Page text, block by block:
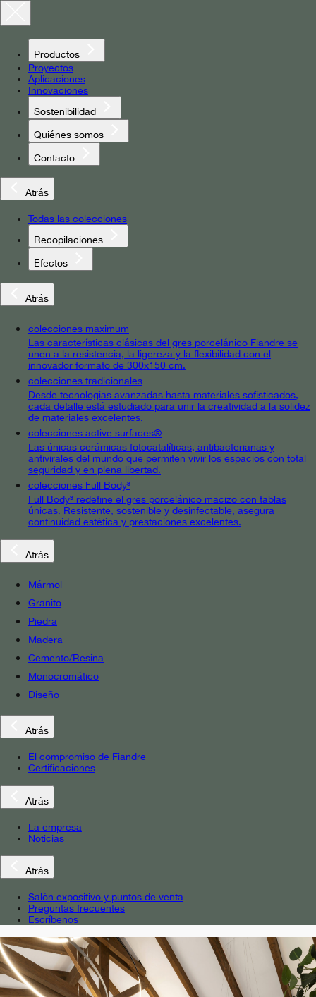
Productos
Proyectos
Aplicaciones
Innovaciones
Sostenibilidad
Quiénes somos
Contacto
Atrás
Todas las colecciones
Recopilaciones
Efectos
Atrás
colecciones maximum
Las características clásicas del gres porcelánico Fiandre se
unen a la resistencia, la ligereza y la flexibilidad con el
innovador formato de 300x150 cm.
colecciones tradicionales
Desde tecnologías avanzadas hasta materiales sofisticados,
cada detalle está estudiado para unir la creatividad a la solidez
de materiales excelentes.
colecciones active surfaces®
Las únicas cerámicas fotocatalíticas, antibacterianas y
antivirales del mundo que permiten vivir los espacios con total
seguridad y en plena libertad.
colecciones Full Body³
Full Body³ redefine el gres porcelánico macizo con tablas
únicas. Resistente, sostenible y desinfectable, asegura
continuidad estética y prestaciones excelentes.
Atrás
Mármol
Granito
Piedra
Madera
Cemento/Resina
Monocromático
Diseño
Atrás
El compromiso de Fiandre
Certificaciones
Atrás
La empresa
Noticias
Atrás
Salón expositivo y puntos de venta
Preguntas frecuentes
Escríbenos